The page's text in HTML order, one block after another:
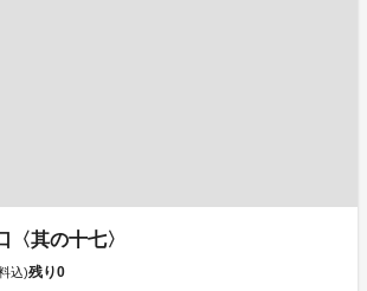
〈其の十七〉
込)残り0